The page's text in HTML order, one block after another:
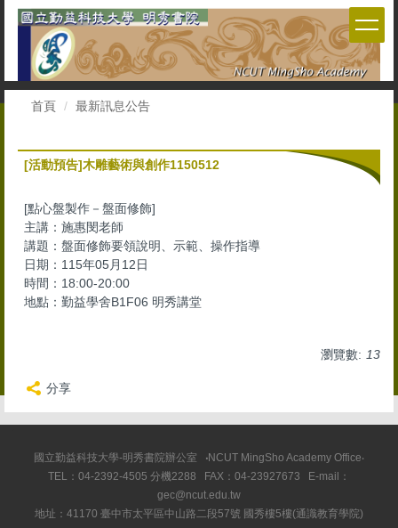
跳
內
首頁 最新訊息公告
[活動預告]木雕藝術與創作1150512
[點心盤製作－盤面修飾]
主講：施惠閔老師
講題：盤面修飾要領說明、示範、操作指導
日期：115年05月12日
時間：18:00-20:00
地點：勤益學舍B1F06 明秀講堂
瀏覽數: 13
分享
國立勤益科技大學-明秀書院辦公室 ‧NCUT MingSho Academy Office‧
TEL：04-2392-4505 分機2288 FAX：04-23927673 E-mail：
gec@ncut.edu.tw
地址：41170 臺中市太平區中山路二段57號 國秀樓5樓(通識教育學院)